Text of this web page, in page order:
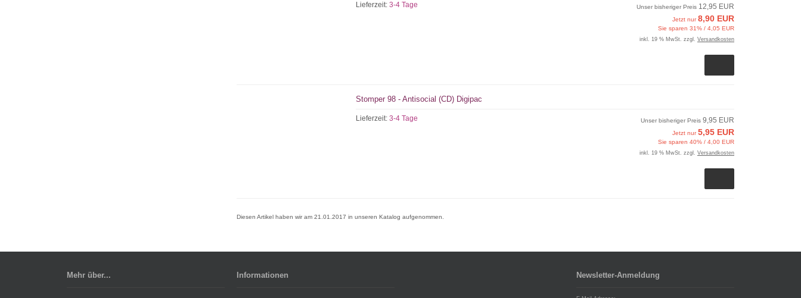
Lieferzeit:3-4 Tage Unser bisheriger Preis 12,95 EUR
Jetzt nur8,90 EUR
Sie sparen 31% / 4,05 EUR
inkl. 19 % MwSt. zzgl. Versandkosten
Stomper 98 - Antisocial (CD) Digipac
Lieferzeit:3-4 Tage Unser bisheriger Preis 9,95 EUR
Jetzt nur5,95 EUR
Sie sparen 40% / 4,00 EUR
inkl. 19 % MwSt. zzgl. Versandkosten
Diesen Artikel haben wir am 21.01.2017 in unseren Katalog aufgenommen.
Mehr über... Informationen Newsletter-Anmeldung